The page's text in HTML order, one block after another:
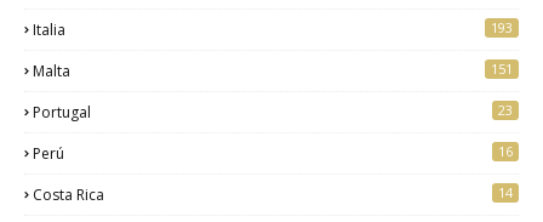
Italia 193
Malta 151
Portugal 23
Perú 16
Costa Rica 14